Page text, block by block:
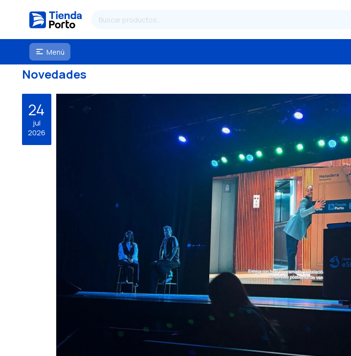
 Menú
Novedades
24
jul
2026